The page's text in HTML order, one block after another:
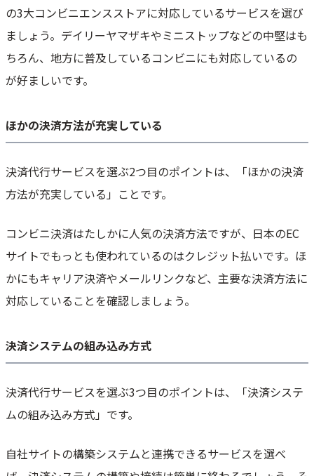
の3大コンビニエンスストアに対応しているサービスを選び
ましょう。デイリーヤマザキやミニストップなどの中堅はも
ちろん、地方に普及しているコンビニにも対応しているの
が好ましいです。
ほかの決済方法が充実している
決済代行サービスを選ぶ2つ目のポイントは、「ほかの決済
方法が充実している」ことです。
コンビニ決済はたしかに人気の決済方法ですが、日本のEC
サイトでもっとも使われているのはクレジット払いです。ほ
かにもキャリア決済やメールリンクなど、主要な決済方法に
対応していることを確認しましょう。
決済システムの組み込み方式
決済代行サービスを選ぶ3つ目のポイントは、「決済システ
ムの組み込み方式」です。
自社サイトの構築システムと連携できるサービスを選べ